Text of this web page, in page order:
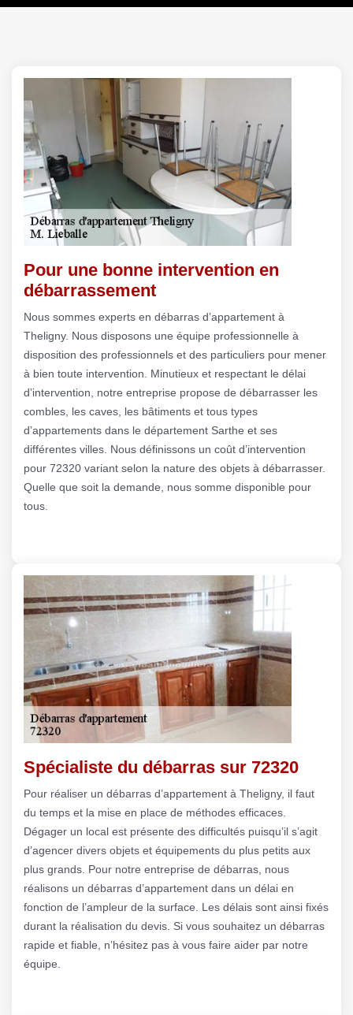
Pour une bonne intervention en
débarrassement
Nous sommes experts en débarras d’appartement à
Theligny. Nous disposons une équipe professionnelle à
disposition des professionnels et des particuliers pour mener
à bien toute intervention. Minutieux et respectant le délai
d’intervention, notre entreprise propose de débarrasser les
combles, les caves, les bâtiments et tous types
d’appartements dans le département Sarthe et ses
différentes villes. Nous définissons un coût d’intervention
pour 72320 variant selon la nature des objets à débarrasser.
Quelle que soit la demande, nous somme disponible pour
tous.
Spécialiste du débarras sur 72320
Pour réaliser un débarras d’appartement à Theligny, il faut
du temps et la mise en place de méthodes efficaces.
Dégager un local est présente des difficultés puisqu’il s’agit
d’agencer divers objets et équipements du plus petits aux
plus grands. Pour notre entreprise de débarras, nous
réalisons un débarras d’appartement dans un délai en
fonction de l’ampleur de la surface. Les délais sont ainsi fixés
durant la réalisation du devis. Si vous souhaitez un débarras
rapide et fiable, n’hésitez pas à vous faire aider par notre
équipe.